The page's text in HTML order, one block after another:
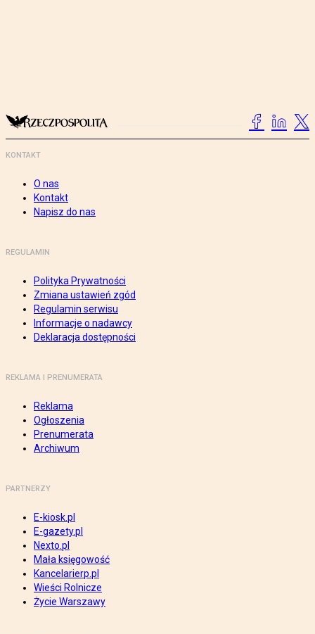
KONTAKT
O nas
Kontakt
Napisz do nas
REGULAMIN
Polityka Prywatności
Zmiana ustawień zgód
Regulamin serwisu
Informacje o nadawcy
Deklaracja dostępności
REKLAMA I PRENUMERATA
Reklama
Ogłoszenia
Prenumerata
Archiwum
PARTNERZY
E-kiosk.pl
E-gazety.pl
Nexto.pl
Mała księgowość
Kancelarierp.pl
Wieści Rolnicze
Życie Warszawy